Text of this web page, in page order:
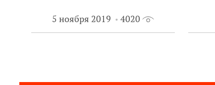
5 ноября 2019 4020